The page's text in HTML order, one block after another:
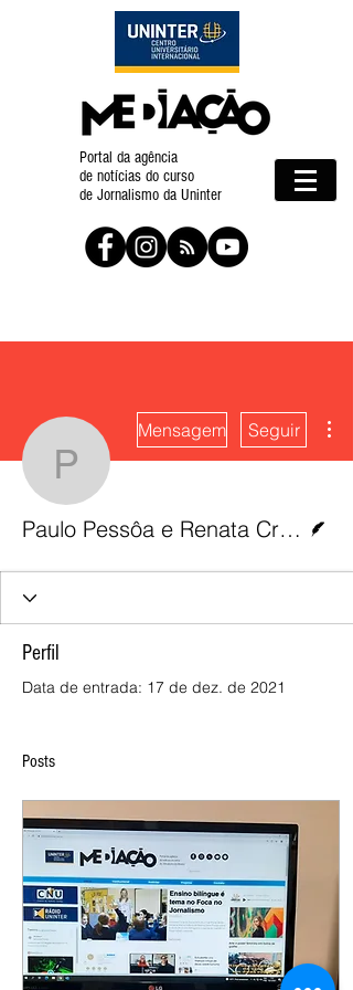
Portal da agência
de notícias do curso
de Jornalismo da Uninter
Paulo Pessôa
Mensagem Seguir
Paulo Pessôa e Renata Cristina
Perfil
Data de entrada: 17 de dez. de 2021
Posts